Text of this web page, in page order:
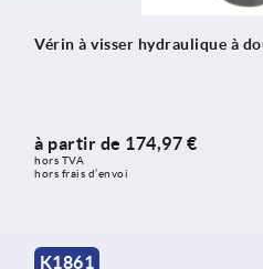
Vérin à visser hydraulique à
à partir de 174,97 €
hors TVA
hors frais d’envoi
K1861